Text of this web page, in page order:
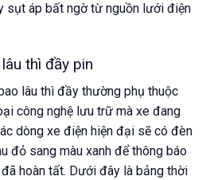
sụt áp bất ngờ từ nguồn lưới điện
thì đầy pin
lâu thì đầy thường phụ thuộc
công nghệ lưu trữ mà xe đang
dòng xe điện hiện đại sẽ có đèn
đỏ sang màu xanh để thông báo
hoàn tất. Dưới đây là bảng thời